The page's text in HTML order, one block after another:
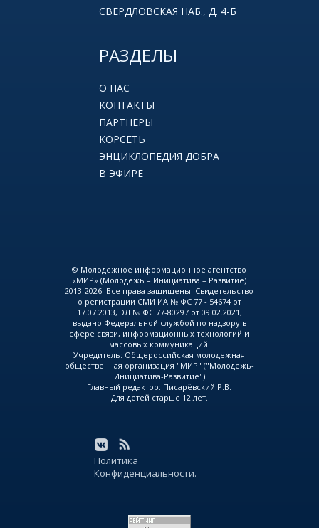
СВЕРДЛОВСКАЯ НАБ., Д. 4-Б
РАЗДЕЛЫ
О НАС
КОНТАКТЫ
ПАРТНЕРЫ
КОРСЕТЬ
ЭНЦИКЛОПЕДИЯ ДОБРА
В ЭФИРЕ
© Молодежное информационное агентство
«МИР» (Молодежь – Инициатива – Развитие)
2013-2026. Все права защищены. Свидетельство
о регистрации СМИ ИА № ФС 77 - 54674 от
17.07.2013, ЭЛ № ФС 77-80297 от 09.02.2021,
выдано Федеральной службой по надзору в
сфере связи, информационных технологий и
массовых коммуникаций.
Учредитель: Общероссийская молодежная
общественная организация "МИР" ("Молодежь-
Инициатива-Развитие")
Главный редактор: Писарёвский Р.В.
Для детей старше 12 лет.
Политика
Конфиденциальности.